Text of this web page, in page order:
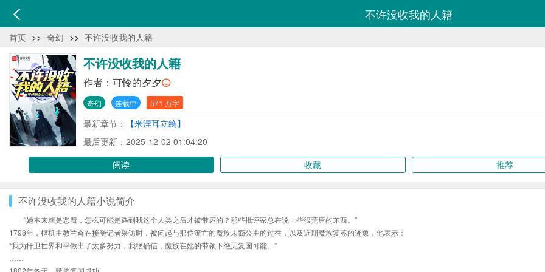
不许没收我的人籍
首页 >> 奇幻 >> 不许没收我的人籍
不许没收我的人籍
作者： 可怜的夕夕
奇幻 连载中 571 万字
最新章节：
【米涅耳立绘】
最后更新：2025-12-02 01:04:20
阅读
收藏 推荐
不许没收我的人籍小说简介
“她本来就是恶魔，怎么可能是遇到我这个人类之后才被带坏的？那些批评家总在说一些很荒唐的东西。”
1798年，枢机主教兰奇在接受记者采访时，被问起与那位流亡的魔族末裔公主的过往，以及近期魔族复苏的迹象，他表示：
“我为扞卫世界和平做出了太多努力，我很确信，魔族在她的带领下绝无复国可能。”